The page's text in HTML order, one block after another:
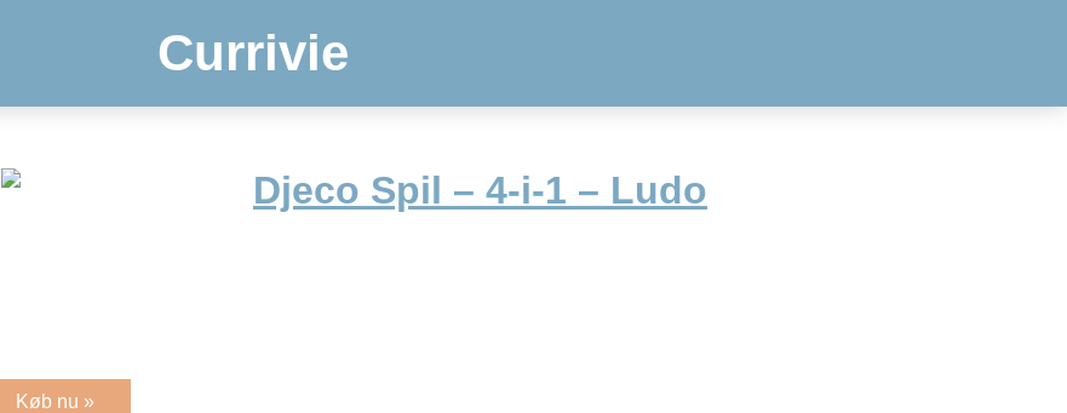
Currivie
Djeco Spil – 4-i-1 – Ludo
Køb nu »